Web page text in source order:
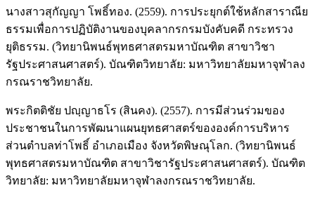
นางสาวสุกัญญา โพธิ์ทอง. (2559). การประยุกต์ใช้หลักสาราณีย
ธรรมเพื่อการปฏิบัติงานของบุคลากรกรมบังคับคดี กระทรวง
ยุติธรรม. (วิทยานิพนธ์พุทธศาสตรมหาบัณฑิต สาขาวิชา
รัฐประศาสนศาสตร์). บัณฑิตวิทยาลัย: มหาวิทยาลัยมหาจุฬาลง
กรณราชวิทยาลัย.
พระกิตติชัย ปญฺญาธโร (สินคง). (2557). การมีส่วนร่วมของ
ประชาชนในการพัฒนาแผนยุทธศาสตร์ขององค์การบริหาร
ส่วนตำบลท่าโพธิ์ อำเภอเมือง จังหวัดพิษณุโลก. (วิทยานิพนธ์
พุทธศาสตรมหาบัณฑิต สาขาวิชารัฐประศาสนศาสตร์). บัณฑิต
วิทยาลัย: มหาวิทยาลัยมหาจุฬาลงกรณราชวิทยาลัย.